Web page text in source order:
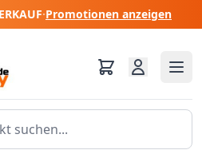
·Promotionen anzeigen